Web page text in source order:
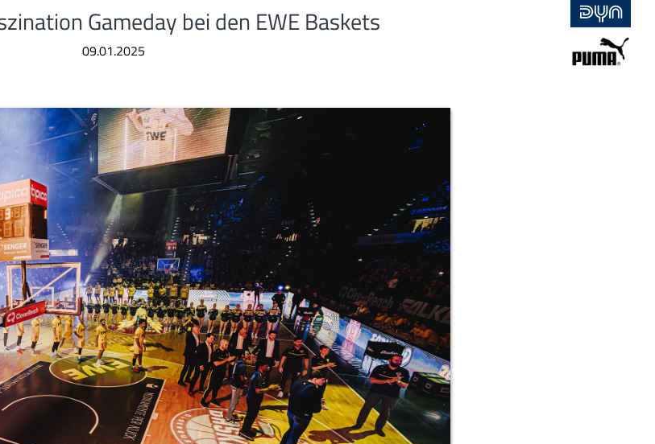
Gameday bei den EWE Baskets
09.01.2025